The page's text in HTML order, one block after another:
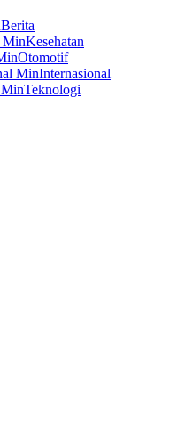
Berita
Kesehatan
Otomotif
Internasional
Teknologi